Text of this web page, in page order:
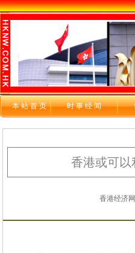
本站首页 时 事 经 闻
香港或可
香港经济